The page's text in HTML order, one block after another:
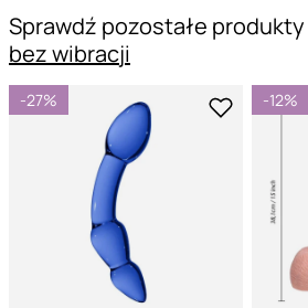
Sprawdź pozostałe
bez wibracji
-27% -12%